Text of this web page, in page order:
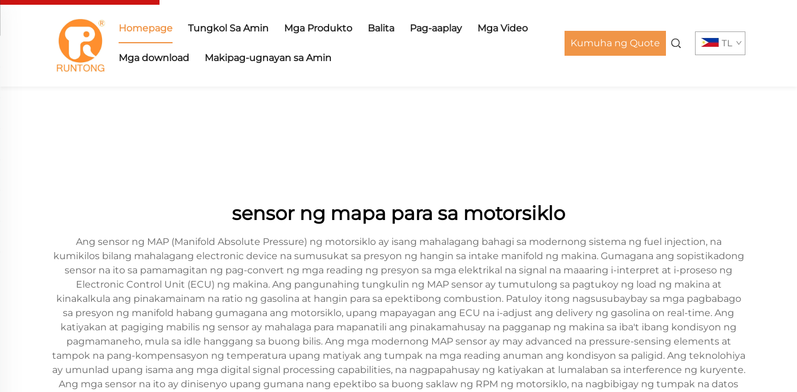
Homepage Tungkol Sa Amin Mga Produkto Balita Pag-aaplay Mga Video
Mga download Makipag-ugnayan sa Amin
Kumuha ng Quote TL
sensor ng mapa para sa motorsiklo
Ang sensor ng MAP (Manifold Absolute Pressure) ng motorsiklo ay isang mahalagang bahagi sa modernong sistema ng fuel injection, na
kumikilos bilang mahalagang electronic device na sumusukat sa presyon ng hangin sa intake manifold ng makina. Gumagana ang sopistikadong
sensor na ito sa pamamagitan ng pag-convert ng mga reading ng presyon sa mga elektrikal na signal na maaaring i-interpret at i-proseso ng
Electronic Control Unit (ECU) ng makina. Ang pangunahing tungkulin ng MAP sensor ay tumutulong sa pagtukoy ng load ng makina at
kinakalkula ang pinakamainam na ratio ng gasolina at hangin para sa epektibong combustion. Patuloy itong nagsusubaybay sa mga pagbabago
sa presyon ng manifold habang gumagana ang motorsiklo, upang mapayagan ang ECU na i-adjust ang delivery ng gasolina on real-time. Ang
katiyakan at pagiging mabilis ng sensor ay mahalaga para mapanatili ang pinakamahusay na pagganap ng makina sa iba't ibang kondisyon ng
pagmamaneho, mula sa idle hanggang sa buong bilis. Ang mga modernong MAP sensor ay may advanced na pressure-sensing elements at
tampok na pang-kompensasyon ng temperatura upang matiyak ang tumpak na mga reading anuman ang kondisyon sa paligid. Ang teknolohiya
ay umunlad upang isama ang mga digital signal processing capabilities, na nagpapahusay ng katiyakan at lumalaban sa interference ng kuryente.
Ang mga sensor na ito ay dinisenyo upang gumana nang epektibo sa buong saklaw ng RPM ng motorsiklo, na nagbibigay ng tumpak na datos